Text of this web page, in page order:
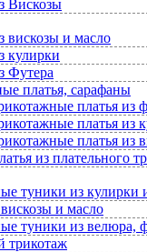
Вискозы
вискозы и масло
кулирки
Футера
платья, сарафаны
платья из
платья из
платья из
из плательного
туники из кулирки
и масло
туники из велюра,
трикотаж